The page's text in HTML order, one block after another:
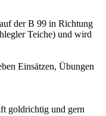
der B 99 in Richtung
Teiche) und wird
Einsätzen, Übungen
goldrichtig und gern